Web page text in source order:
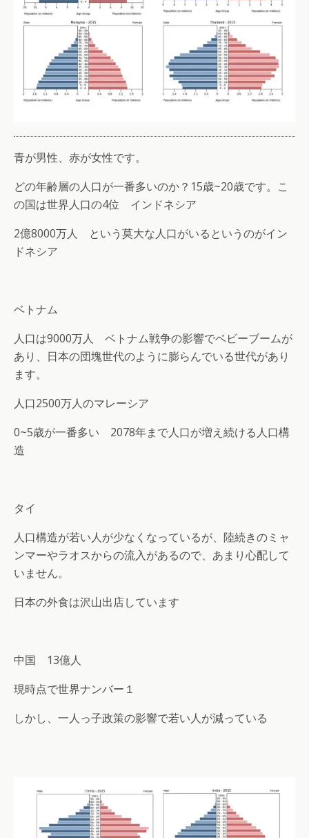
青が男性、赤が女性です。
どの年齢層の人口が一番多いのか？15歳~20歳です。こ
の国は世界人口の4位 インドネシア
2億8000万人 という莫大な人口がいるというのがイン
ドネシア
ベトナム
人口は9000万人 ベトナム戦争の影響でベビーブームが
あり、日本の団塊世代のように膨らんでいる世代があり
ます。
人口2500万人のマレーシア
0~5歳が一番多い 2078年まで人口が増え続ける人口構
造
タイ
人口構造が若い人が少なくなっているが、陸続きのミャ
ンマーやラオスからの流入があるので、あまり心配して
いません。
日本の外食は沢山出店しています
中国 13億人
現時点で世界ナンバー１
しかし、一人っ子政策の影響で若い人が減っている